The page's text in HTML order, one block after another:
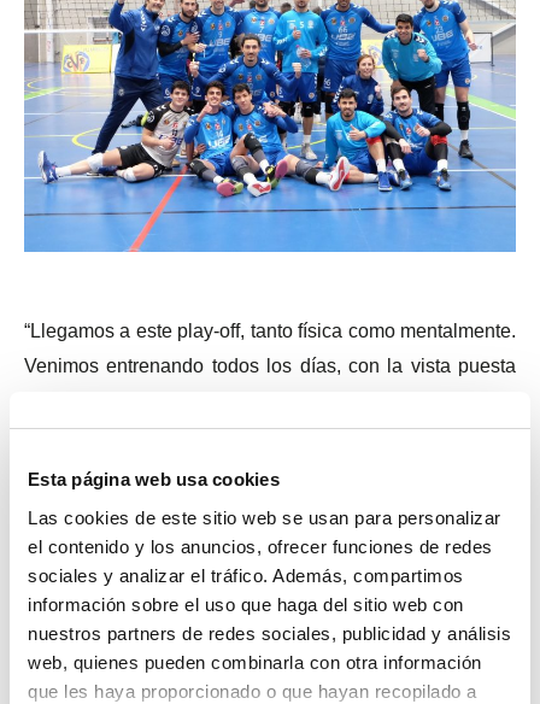
Esta página web usa cookies
Las cookies de este sitio web se usan para personalizar
el contenido y los anuncios, ofrecer funciones de redes
sociales y analizar el tráfico. Además, compartimos
información sobre el uso que haga del sitio web con
nuestros partners de redes sociales, publicidad y análisis
web, quienes pueden combinarla con otra información
que les haya proporcionado o que hayan recopilado a
“Llegamos a este play-off, tanto física como mentalmente.
Venimos entrenando todos los días, con la vista puesta
a pelear por el objetivo que nos marcamos a comienzo
de temporada. Estamos con muchas ganas y con mucha
argentino Nacho Espelt.
Curiosamente, el sorteo deparó los dos enfrentamientos
de los castellonenses en la jornada inaugural del jueves,
el primero contra el Sanaya a las 10.00 horas y, el